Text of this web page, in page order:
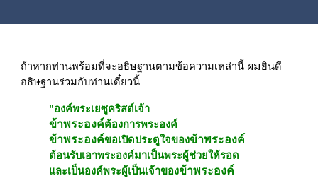
ถ้าหากท่านพร้อมที่จะอธิษฐานตามข้อความเหล่านี้ ผมยินดี
อธิษฐานร่วมกับท่านเดี๋ยวนี้
"องค์พระเยซูคริสต์เจ้า
ข้าพระองค์ต้องการพระองค์
ข้าพระองค์ขอเปิดประตูใจของข้าพระองค์
ต้อนรับเอาพระองค์มาเป็นพระผู้ช่วยให้รอด
และเป็นองค์พระผู้เป็นเจ้าของข้าพระองค์